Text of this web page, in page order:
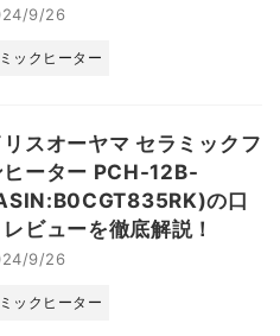
9/26
ックヒーター
リスオーヤマ セラミックフ
ヒーター PCH-12B-
の口
ビューを徹底解説！
9/26
ックヒーター